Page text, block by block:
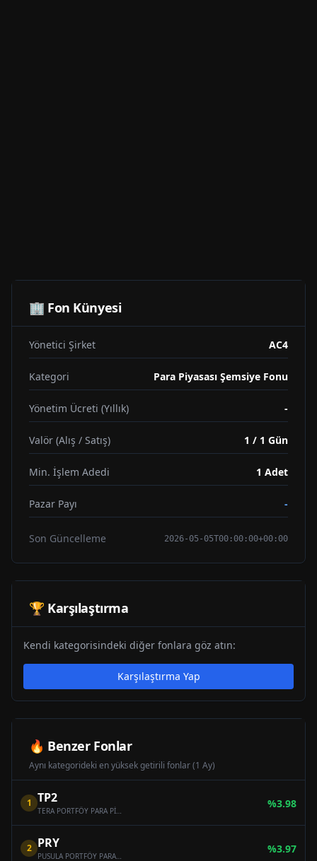
🏢 Fon Künyesi
Yönetici Şirket AC4
Kategori Para Piyasası Şemsiye Fonu
Yönetim Ücreti (Yıllık) -
Valör (Alış / Satış) 1 / 1 Gün
Min. İşlem Adedi 1 Adet
Pazar Payı -
Son Güncelleme 2026-05-05T00:00:00+00:00
🏆 Karşılaştırma
Kendi kategorisindeki diğer fonlara göz atın:
Karşılaştırma Yap
🔥 Benzer Fonlar
Aynı kategorideki en yüksek getirili fonlar (1 Ay)
1 TP2
TERA PORTFÖY PARA PİYASASI (TL) FONU
%3.98
2 PRY
PUSULA PORTFÖY PARA PİYASASI (TL) FONU
%3.97